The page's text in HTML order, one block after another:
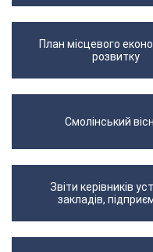
План місцевого
розвитку
Смолінський
Звіти керівників
закладів,